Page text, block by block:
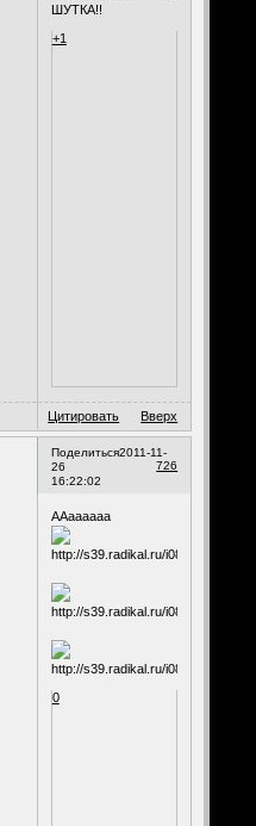
ШУТКА!!
+1
Цитировать Вверх
Поделиться
726
2011-11-
26
16:22:02
ААаааааа
0